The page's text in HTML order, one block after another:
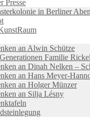
Presse
in Berliner
an Alwin Schütze
Familie
an Dinah Nelken –
an Hans Meyer-
an Holger Münzer
an Silja Lésny